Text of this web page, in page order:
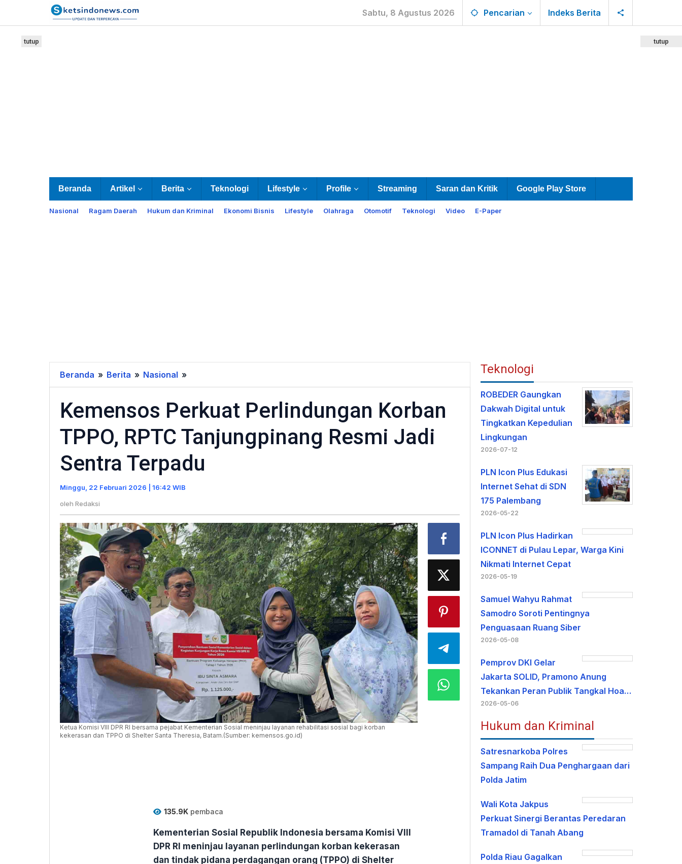
Sabtu, 8 Agustus 2026 Pencarian Indeks Berita
Beranda Artikel Berita Teknologi Lifestyle Profile Streaming Saran dan Kritik Google Play Store
Nasional Ragam Daerah Hukum dan Kriminal Ekonomi Bisnis Lifestyle Olahraga Otomotif Teknologi Video E-Paper
tutup tutup
Beranda » Berita » Nasional »
Perkuat
Perlindungan
Korban
TPPO,
RPTC
Tanjungpinang
Terpadu
Kemensos Perkuat Perlindungan Korban
TPPO, RPTC Tanjungpinang Resmi Jadi
Sentra Terpadu
Minggu, 22 Februari 2026 | 16:42 WIB
oleh Redaksi
Ketua Komisi VIII DPR RI bersama pejabat Kementerian Sosial meninjau layanan rehabilitasi sosial bagi korban
kekerasan dan TPPO di Shelter Santa Theresia, Batam.(Sumber: kemensos.go.id)
135.9Kpembaca
Kementerian Sosial Republik Indonesia bersama Komisi VIII
DPR RI meninjau layanan perlindungan korban kekerasan
dan tindak pidana perdagangan orang (TPPO) di Shelter
Teknologi
ROBEDER Gaungkan
Dakwah Digital untuk
Tingkatkan Kepedulian
Lingkungan
2026-07-12
PLN Icon Plus Edukasi
Internet Sehat di SDN
175 Palembang
2026-05-22
PLN Icon Plus Hadirkan
ICONNET di Pulau Lepar, Warga Kini
Nikmati Internet Cepat
2026-05-19
Samuel Wahyu Rahmat
Samodro Soroti Pentingnya
Penguasaan Ruang Siber
2026-05-08
Pemprov DKI Gelar
Jakarta SOLID, Pramono Anung
Tekankan Peran Publik Tangkal Hoa…
2026-05-06
Hukum dan Kriminal
Satresnarkoba Polres
Sampang Raih Dua Penghargaan dari
Polda Jatim
Wali Kota Jakpus
Perkuat Sinergi Berantas Peredaran
Tramadol di Tanah Abang
Polda Riau Gagalkan